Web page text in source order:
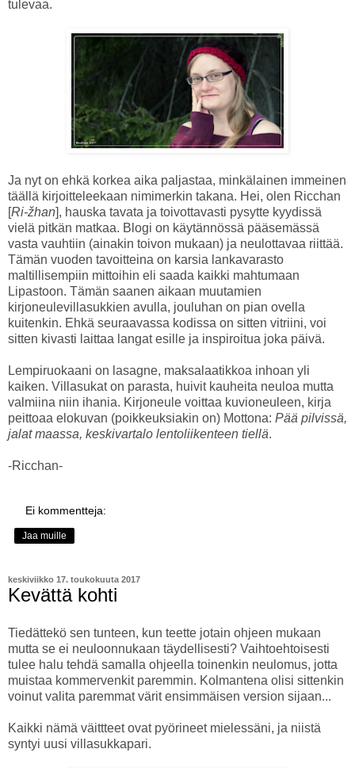
tulevaa.
Ja nyt on ehkä korkea aika paljastaa, minkälainen immeinen
täällä kirjoitteleekaan nimimerkin takana. Hei, olen Ricchan
[Ri-žhan], hauska tavata ja toivottavasti pysytte kyydissä
vielä pitkän matkaa. Blogi on käytännössä pääsemässä
vasta vauhtiin (ainakin toivon mukaan) ja neulottavaa riittää.
Tämän vuoden tavoitteina on karsia lankavarasto
maltillisempiin mittoihin eli saada kaikki mahtumaan
Lipastoon. Tämän saanen aikaan muutamien
kirjoneulevillasukkien avulla, jouluhan on pian ovella
kuitenkin. Ehkä seuraavassa kodissa on sitten vitriini, voi
sitten kivasti laittaa langat esille ja inspiroitua joka päivä.
Lempiruokaani on lasagne, maksalaatikkoa inhoan yli
kaiken. Villasukat on parasta, huivit kauheita neuloa mutta
valmiina niin ihania. Kirjoneule voittaa kuvioneuleen, kirja
peittoaa elokuvan (poikkeuksiakin on) Mottona: Pää pilvissä,
jalat maassa, keskivartalo lentoliikenteen tiellä.
-Ricchan-
Ei kommentteja:
Jaa muille
keskiviikko 17. toukokuuta 2017
Kevättä kohti
Tiedättekö sen tunteen, kun teette jotain ohjeen mukaan
mutta se ei neuloonnukaan täydellisesti? Vaihtoehtoisesti
tulee halu tehdä samalla ohjeella toinenkin neulomus, jotta
muistaa kommervenkit paremmin. Kolmantena olisi sittenkin
voinut valita paremmat värit ensimmäisen version sijaan...
Kaikki nämä väittteet ovat pyörineet mielessäni, ja niistä
syntyi uusi villasukkapari.